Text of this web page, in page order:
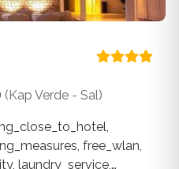
(Kap Verde - Sal)
free_wlan,
laundry_service,